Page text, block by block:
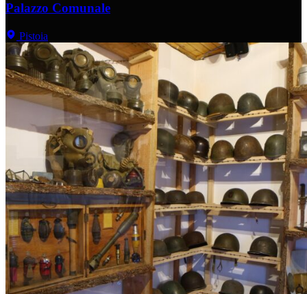
Palazzo Comunale
Pistoia